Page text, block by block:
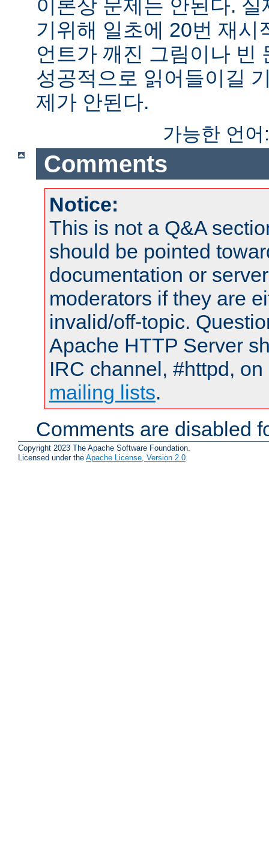
이론상 문제는 안된다.
기위해 일초에 20번 재시
언트가 깨진 그림이나 빈
성공적으로 읽어들이길
제가 안된다.
가능한 언
Comments
Notice:
This is not a Q&A
should be pointed
documentation or
moderators if they are
invalid/off-topic.
Apache HTTP Server
IRC channel, #httpd,
mailing lists.
Comments are disabled
Copyright 2023 The Apache Software Foundation.
Licensed under the Apache License, Version 2.0.